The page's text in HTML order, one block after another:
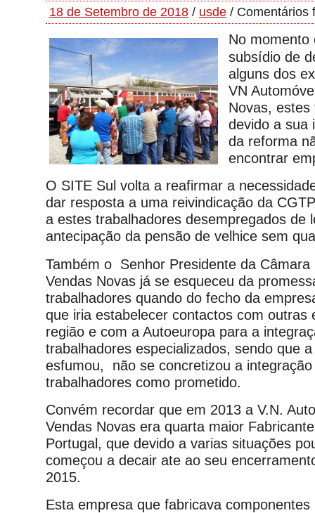
18 de Setembro de 2018 / usde / Comentários
No momento
subsídio de
alguns dos
VN
Novas, estes
devido a sua
da reforma
encontrar
O SITE Sul volta a reafirmar a
dar resposta a uma reivindicação da
a estes trabalhadores desempregados de
antecipação da pensão de velhice sem
Também o Senhor Presidente da Câmara
Vendas Novas já se esqueceu da
trabalhadores quando do fecho da
que iria estabelecer contactos com outras
região e com a Autoeuropa para a
trabalhadores especializados, sendo que
esfumou, não se concretizou a
trabalhadores como prometido.
Convém recordar que em 2013 a V.N.
Vendas Novas era quarta maior
Portugal, que devido a varias situações
começou a decair ate ao seu
2015.
Esta empresa que fabricava